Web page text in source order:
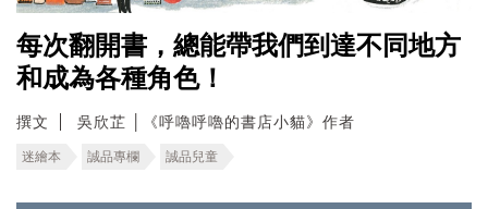
每次翻開書，總能帶我們到達不同地方
和成為各種角色！
撰文 吳欣芷 │《呼嚕呼嚕的書店小貓》作者
迷繪本 誠品專欄 誠品兒童